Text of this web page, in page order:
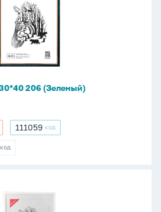
206 (Зеленый)
111059
111059 КОД